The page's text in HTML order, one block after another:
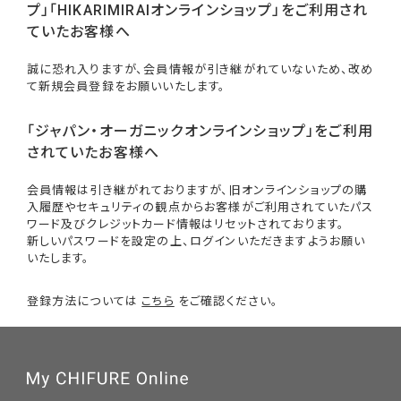
プ」「HIKARIMIRAIオンラインショップ」をご利用され
ていたお客様へ
誠に恐れ入りますが、会員情報が引き継がれていないため、改め
て新規会員登録をお願いいたします。
「ジャパン・オーガニックオンラインショップ」をご利用
されていたお客様へ
会員情報は引き継がれておりますが、旧オンラインショップの購
入履歴やセキュリティの観点からお客様がご利用されていたパス
ワード及びクレジットカード情報はリセットされております。
新しいパスワードを設定の上、ログインいただきますようお願い
いたします。
登録方法については こちら をご確認ください。